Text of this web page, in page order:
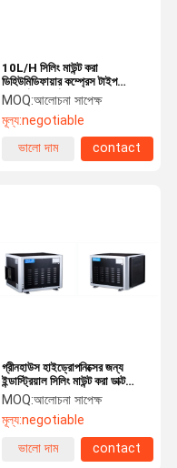
10L/H সিলিং মাউন্ট করা
ডিহিউমিডিফায়ার কম্প্রেস টাইপ
ক্রমবর্ধমান কার্যকরীভাবে শৈলীকে
একত্রিত করে
MOQ:আলোচনা সাপেক্ষ
মূল্য:negotiable
ভালো দাম
contact
গ্রীনহাউস হাইড্রোপনিক্সের জন্য
ইন্ডাস্ট্রিয়াল সিলিং মাউন্ট করা ডাক্ট
ডিহিউমিডিফায়ার 10L/H
MOQ:আলোচনা সাপেক্ষ
মূল্য:negotiable
ভালো দাম
contact